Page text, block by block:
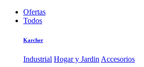
Ofertas
Todos
Karcher
Industrial Hogar y Jardin Accesorios